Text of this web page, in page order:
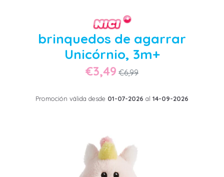
brinquedos de agarrar
Unicórnio, 3m+
€3,49 €6,99
Promoción válida desde 01-07-2026 al 14-09-2026